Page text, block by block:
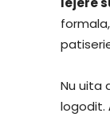
Nu uita
logodit.